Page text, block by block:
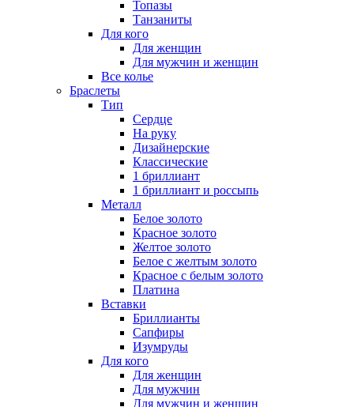
Топазы
Танзаниты
Для кого
Для женщин
Для мужчин и женщин
Все колье
Браслеты
Тип
Сердце
На руку
Дизайнерские
Классические
1 бриллиант
1 бриллиант и россыпь
Металл
Белое золото
Красное золото
Желтое золото
Белое с желтым золото
Красное с белым золото
Платина
Вставки
Бриллианты
Сапфиры
Изумруды
Для кого
Для женщин
Для мужчин
Для мужчин и женщин